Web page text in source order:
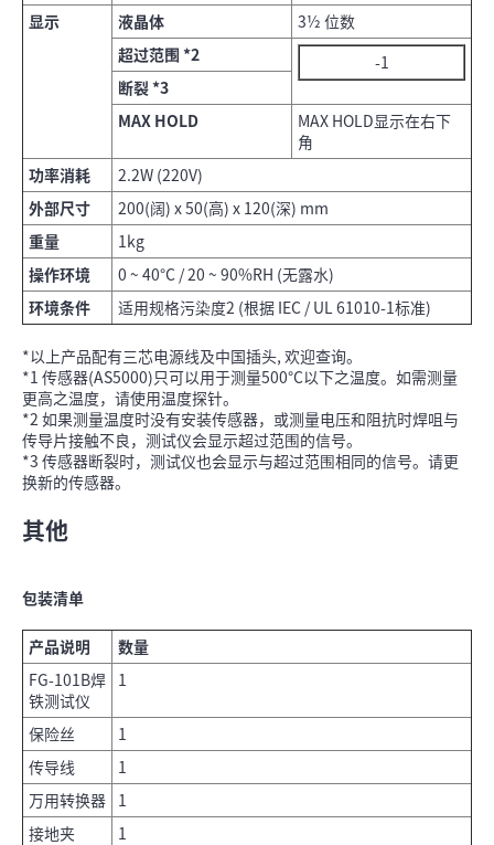
显示
液晶体
3½ 位数
超过范围 *2
-1
断裂 *3
MAX HOLD
MAX HOLD显示在右下
角
功率消耗
2.2W (220V)
外部尺寸
200(阔) x 50(高) x 120(深) mm
重量
1kg
操作环境
0 ~ 40°C / 20 ~ 90%RH (无露水)
环境条件
适用规格污染度2 (根据 IEC / UL 61010-1标准)
*以上产品配有三芯电源线及中国插头, 欢迎查询。
*1 传感器(AS5000)只可以用于测量500°C以下之温度。如需测量
更高之温度，请使用温度探针。
*2 如果测量温度时没有安装传感器，或测量电压和阻抗时焊咀与
传导片接触不良，测试仪会显示超过范围的信号。
*3 传感器断裂时，测试仪也会显示与超过范围相同的信号。请更
换新的传感器。
其他
包装清单
产品说明
数量
FG-101B焊
铁测试仪
1
保险丝
1
传导线
1
万用转换器 1
接地夹
1